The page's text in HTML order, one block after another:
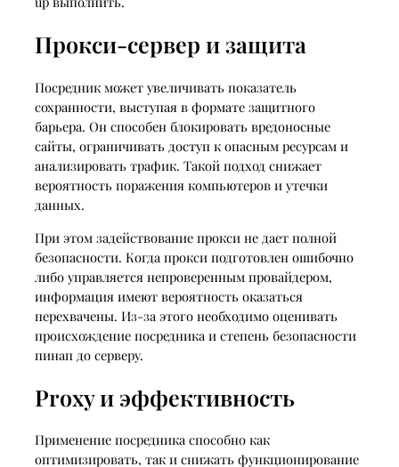
Прокси-сервер и защита
Посредник может увеличивать показатель
сохранности, выступая в формате защитного
барьера. Он способен блокировать вредоносные
сайты, ограничивать доступ к опасным ресурсам и
анализировать трафик. Такой подход снижает
вероятность поражения компьютеров и утечки
данных.
При этом задействование прокси не дает полной
безопасности. Когда прокси подготовлен ошибочно
либо управляется непроверенным провайдером,
информация имеют вероятность оказаться
перехвачены. Из-за этого необходимо оценивать
происхождение посредника и степень безопасности
пинап до серверу.
Proxy и эффективность
Применение посредника способно как
оптимизировать, так и снижать функционирование